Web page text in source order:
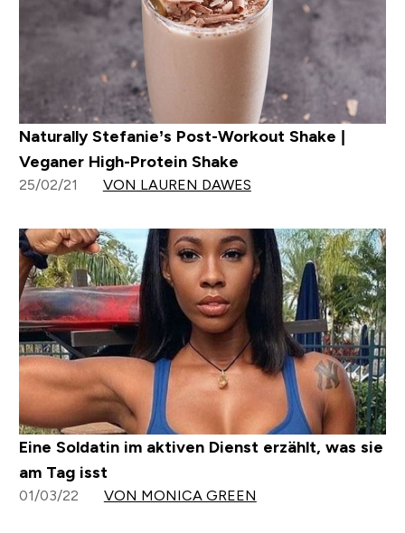
Naturally Stefanie’s Post-Workout Shake |
Veganer High-Protein Shake
25/02/21 VON LAUREN DAWES
Eine Soldatin im aktiven Dienst erzählt, was sie
am Tag isst
01/03/22 VON MONICA GREEN